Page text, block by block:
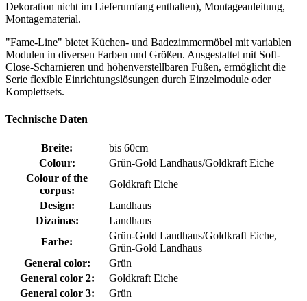
Dekoration nicht im Lieferumfang enthalten), Montageanleitung,
Montagematerial.
"Fame-Line" bietet Küchen- und Badezimmermöbel mit variablen
Modulen in diversen Farben und Größen. Ausgestattet mit Soft-
Close-Scharnieren und höhenverstellbaren Füßen, ermöglicht die
Serie flexible Einrichtungslösungen durch Einzelmodule oder
Komplettsets.
Technische Daten
Breite:
bis 60cm
Colour:
Grün-Gold Landhaus/Goldkraft Eiche
Colour of the
corpus:
Goldkraft Eiche
Design:
Landhaus
Dizainas:
Landhaus
Farbe:
Grün-Gold Landhaus/Goldkraft Eiche,
Grün-Gold Landhaus
General color:
Grün
General color 2:
Goldkraft Eiche
General color 3:
Grün